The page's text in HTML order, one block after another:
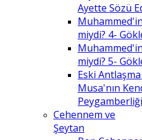
Ayette Sözü
miydi? 4-
miydi? 5-
Eski
Musa'nın
Cehennem ve
Şeytan